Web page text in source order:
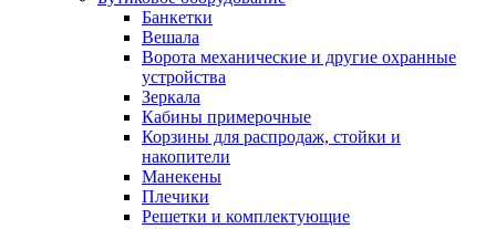
Банкетки
Вешала
Ворота механические и другие охранные
устройства
Зеркала
Кабины примерочные
Корзины для распродаж, стойки и
накопители
Манекены
Плечики
Решетки и комплектующие